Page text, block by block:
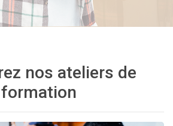
nos ateliers de
formation